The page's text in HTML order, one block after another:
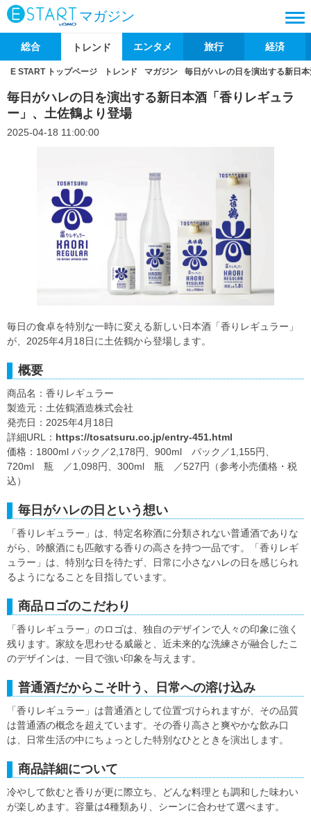
マガジン
総合 トレンド エンタメ 旅行 経済
E START トップページ トレンド マガジン 毎日がハレの日を演出する新日
毎日がハレの日を演出する新日本酒「香りレギュラ
ー」、土佐鶴より登場
2025-04-18 11:00:00
毎日の食卓を特別な一時に変える新しい日本酒「香りレギュラー」
が、2025年4月18日に土佐鶴から登場します。
概要
商品名：香りレギュラー
製造元：土佐鶴酒造株式会社
発売日：2025年4月18日
詳細URL： https://tosatsuru.co.jp/entry-451.html
価格：1800ml パック／2,178円、900ml パック／1,155円、
720ml 瓶 ／1,098円、300ml 瓶 ／527円（参考小売価格・税
込）
毎日がハレの日という想い
「香りレギュラー」は、特定名称酒に分類されない普通酒でありな
がら、吟醸酒にも匹敵する香りの高さを持つ一品です。「香りレギ
ュラー」は、特別な日を待たず、日常に小さなハレの日を感じられ
るようになることを目指しています。
商品ロゴのこだわり
「香りレギュラー」のロゴは、独自のデザインで人々の印象に強く
残ります。家紋を思わせる威厳と、近未来的な洗練さが融合したこ
のデザインは、一目で強い印象を与えます。
普通酒だからこそ叶う、日常への溶け込み
「香りレギュラー」は普通酒として位置づけられますが、その品質
は普通酒の概念を超えています。その香り高さと爽やかな飲み口
は、日常生活の中にちょっとした特別なひとときを演出します。
商品詳細について
冷やして飲むと香りが更に際立ち、どんな料理とも調和した味わい
が楽しめます。容量は4種類あり、シーンに合わせて選べます。